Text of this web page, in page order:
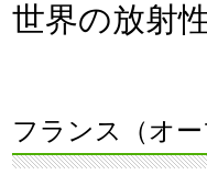
世界の放射
フランス（オー